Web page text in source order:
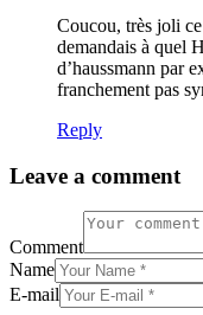
Coucou, très joli
demandais à quel
d’haussmann par
franchement pas
Reply
Leave a comment
Comment
Name
E-mail